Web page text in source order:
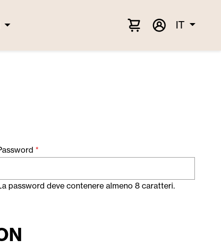
IT
*
password deve contenere almeno 8 caratteri.